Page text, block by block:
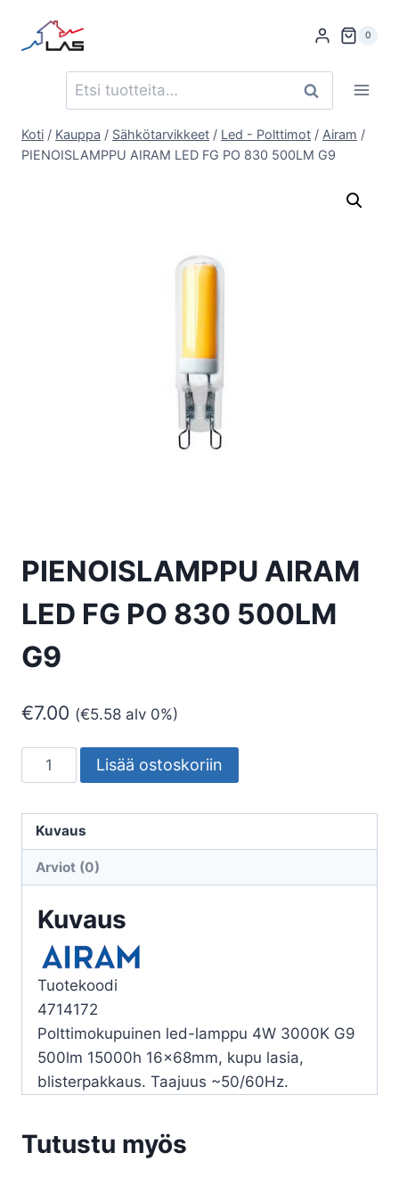
sisältöön
0
Etsi: Haku
Koti / Kauppa / Sähkötarvikkeet / Led - Polttimot / Airam /
PIENOISLAMPPU AIRAM LED FG PO 830 500LM G9
PIENOISLAMPPU AIRAM
LED FG PO 830 500LM
G9
€7.00 (€5.58 alv 0%)
PIENOISLAMPPU
AIRAM
FG
PO
830
G9
määrä
Lisää ostoskoriin
Kuvaus
Arviot (0)
Kuvaus
Tuotekoodi
4714172
Polttimokupuinen led-lamppu 4W 3000K G9
500lm 15000h 16x68mm, kupu lasia,
blisterpakkaus. Taajuus ~50/60Hz.
Tutustu myös